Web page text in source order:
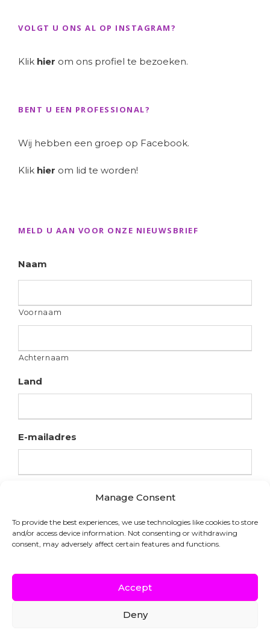
Manage Consent
To provide the best experiences, we use technologies like cookies to store
and/or access device information. Not consenting or withdrawing
consent, may adversely affect certain features and functions.
Accept
Deny
VOLGT U ONS AL OP INSTAGRAM?
Klik hier om ons profiel te bezoeken.
BENT U EEN PROFESSIONAL?
Wij hebben een groep op Facebook.
Klik hier om lid te worden!
MELD U AAN VOOR ONZE NIEUWSBRIEF
Naam
Voornaam
Achternaam
Land
E-mailadres
COPYRIGHT © HFL LABORATORIES |